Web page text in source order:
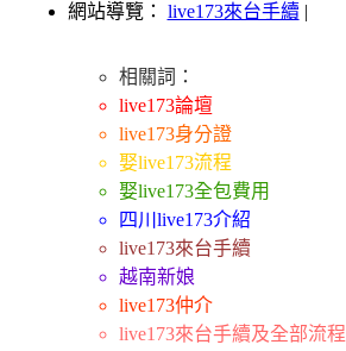
網站導覽： live173來台手續 |
相關詞：
live173論壇
live173身分證
娶live173流程
娶live173全包費用
四川live173介紹
live173來台手續
越南新娘
live173仲介
live173來台手續及全部流程